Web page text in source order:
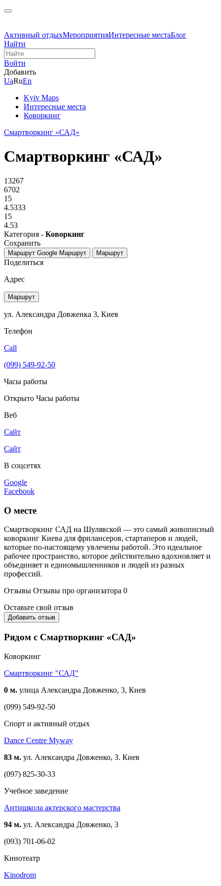
Активный отдыхМероприятияИнтересные местаБлог
Найти
Войти
Добавить
UaRuEn
Kyiv Maps
Интересные места
Коворкинг
Смартворкинг «САД»
Смартворкинг «САД»
13267
6702
15
4.5333
15
4.53
Категория - Коворкинг
Сохранить
Маршрут Google Маршрут Маршрут
Поделиться
Адрес
Маршрут
ул. Александра Довженка 3, Киев
Телефон
Call
(099) 549-92-50
Часы работы
Открыто Часы работы
Веб
Сайт
Сайт
В соцсетях
Google
Facebook
О месте
Смартворкинг САД на Шулявской — это самый живописный
коворкинг Киева для фрилансеров, стартаперов и людей,
которые по-настоящему увлечены работой. Это идеальное
рабочее пространство, которое действительно вдохновляет и
объединяет и единомышленников и людей из разных
профессий.
Отзывы Отзывы про организатора 0
Оставьте свой отзыв
Добавить отзыв
Рядом с Смартворкинг «САД»
Коворкинг
Смартворкинг "САД"
0 м. улица Александра Довженко, 3, Киев
(099) 549-92-50
Спорт и активный отдых
Dance Centre Myway
83 м. ул. Александра Довженко, 3. Киев
(097) 825-30-33
Учебное заведение
Антишкола актерского мастерства
94 м. ул. Александра Довженко, 3
(093) 701-06-02
Кинотеатр
Kinodrom